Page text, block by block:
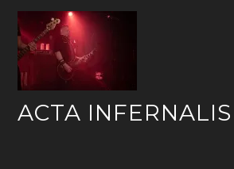
Skip
content
ACTA INFERNALIS